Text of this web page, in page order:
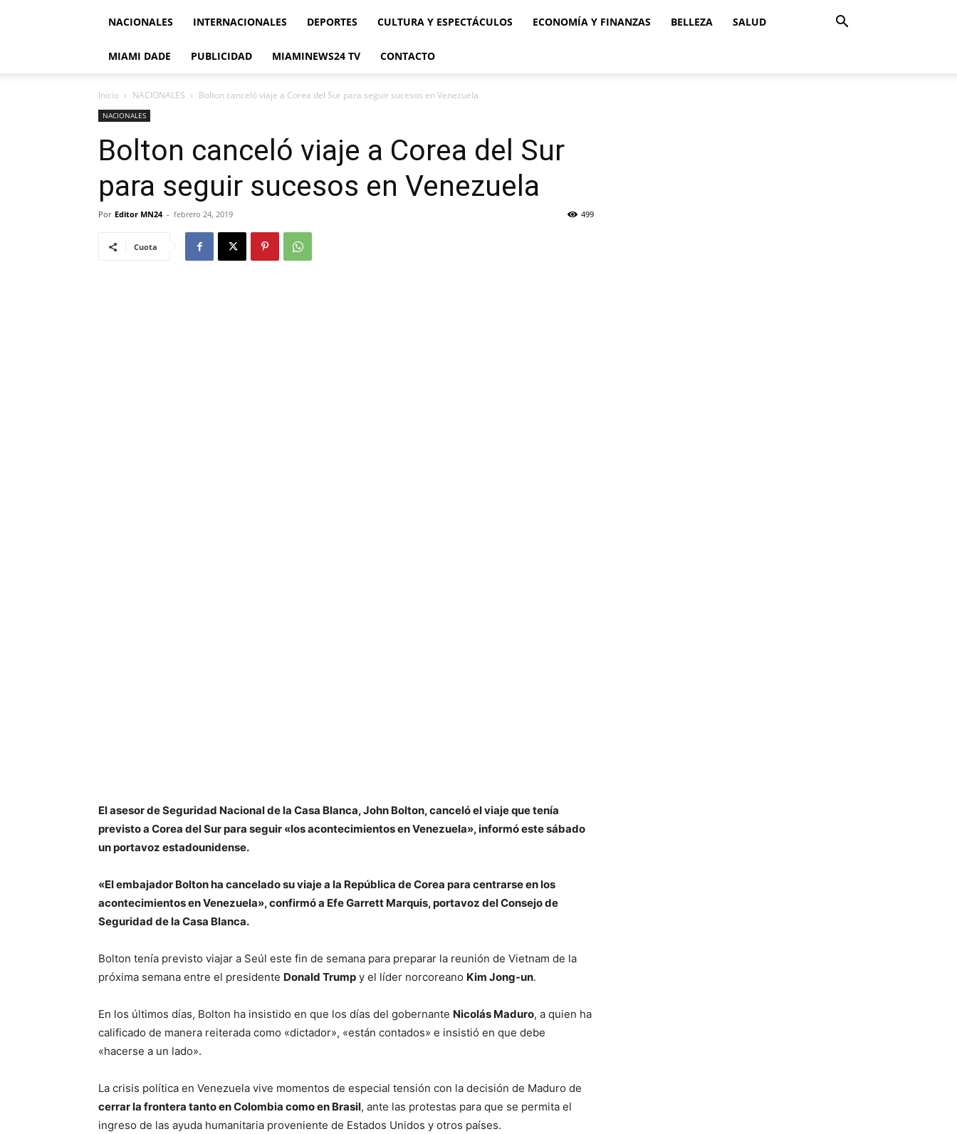
NACIONALES INTERNACIONALES DEPORTES CULTURA Y ESPECTÁCULOS ECONOMÍA Y FINANZAS BELLEZA SALUD
MIAMI DADE PUBLICIDAD MIAMINEWS24 TV CONTACTO
Inicio NACIONALES Bolton canceló viaje a Corea del Sur para seguir sucesos en Venezuela
NACIONALES
Bolton canceló viaje a Corea del Sur
para seguir sucesos en Venezuela
Por Editor MN24 - febrero 24, 2019 499
Cuota
El asesor de Seguridad Nacional de la Casa Blanca, John Bolton, canceló el viaje que tenía
previsto a Corea del Sur para seguir «los acontecimientos en Venezuela», informó este sábado
un portavoz estadounidense.
«El embajador Bolton ha cancelado su viaje a la República de Corea para centrarse en los
acontecimientos en Venezuela», confirmó a Efe Garrett Marquis, portavoz del Consejo de
Seguridad de la Casa Blanca.
Bolton tenía previsto viajar a Seúl este fin de semana para preparar la reunión de Vietnam de la
próxima semana entre el presidente Donald Trump y el líder norcoreano Kim Jong-un.
En los últimos días, Bolton ha insistido en que los días del gobernante Nicolás Maduro, a quien ha
calificado de manera reiterada como «dictador», «están contados» e insistió en que debe
«hacerse a un lado».
La crisis política en Venezuela vive momentos de especial tensión con la decisión de Maduro de
cerrar la frontera tanto en Colombia como en Brasil, ante las protestas para que se permita el
ingreso de las ayuda humanitaria proveniente de Estados Unidos y otros países.